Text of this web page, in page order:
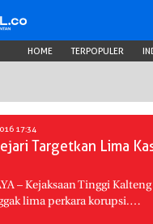
HOME TERPOPULER
17:34
Targetkan Lima
– Kejaksaan Tinggi
lima perkara korupsi.…